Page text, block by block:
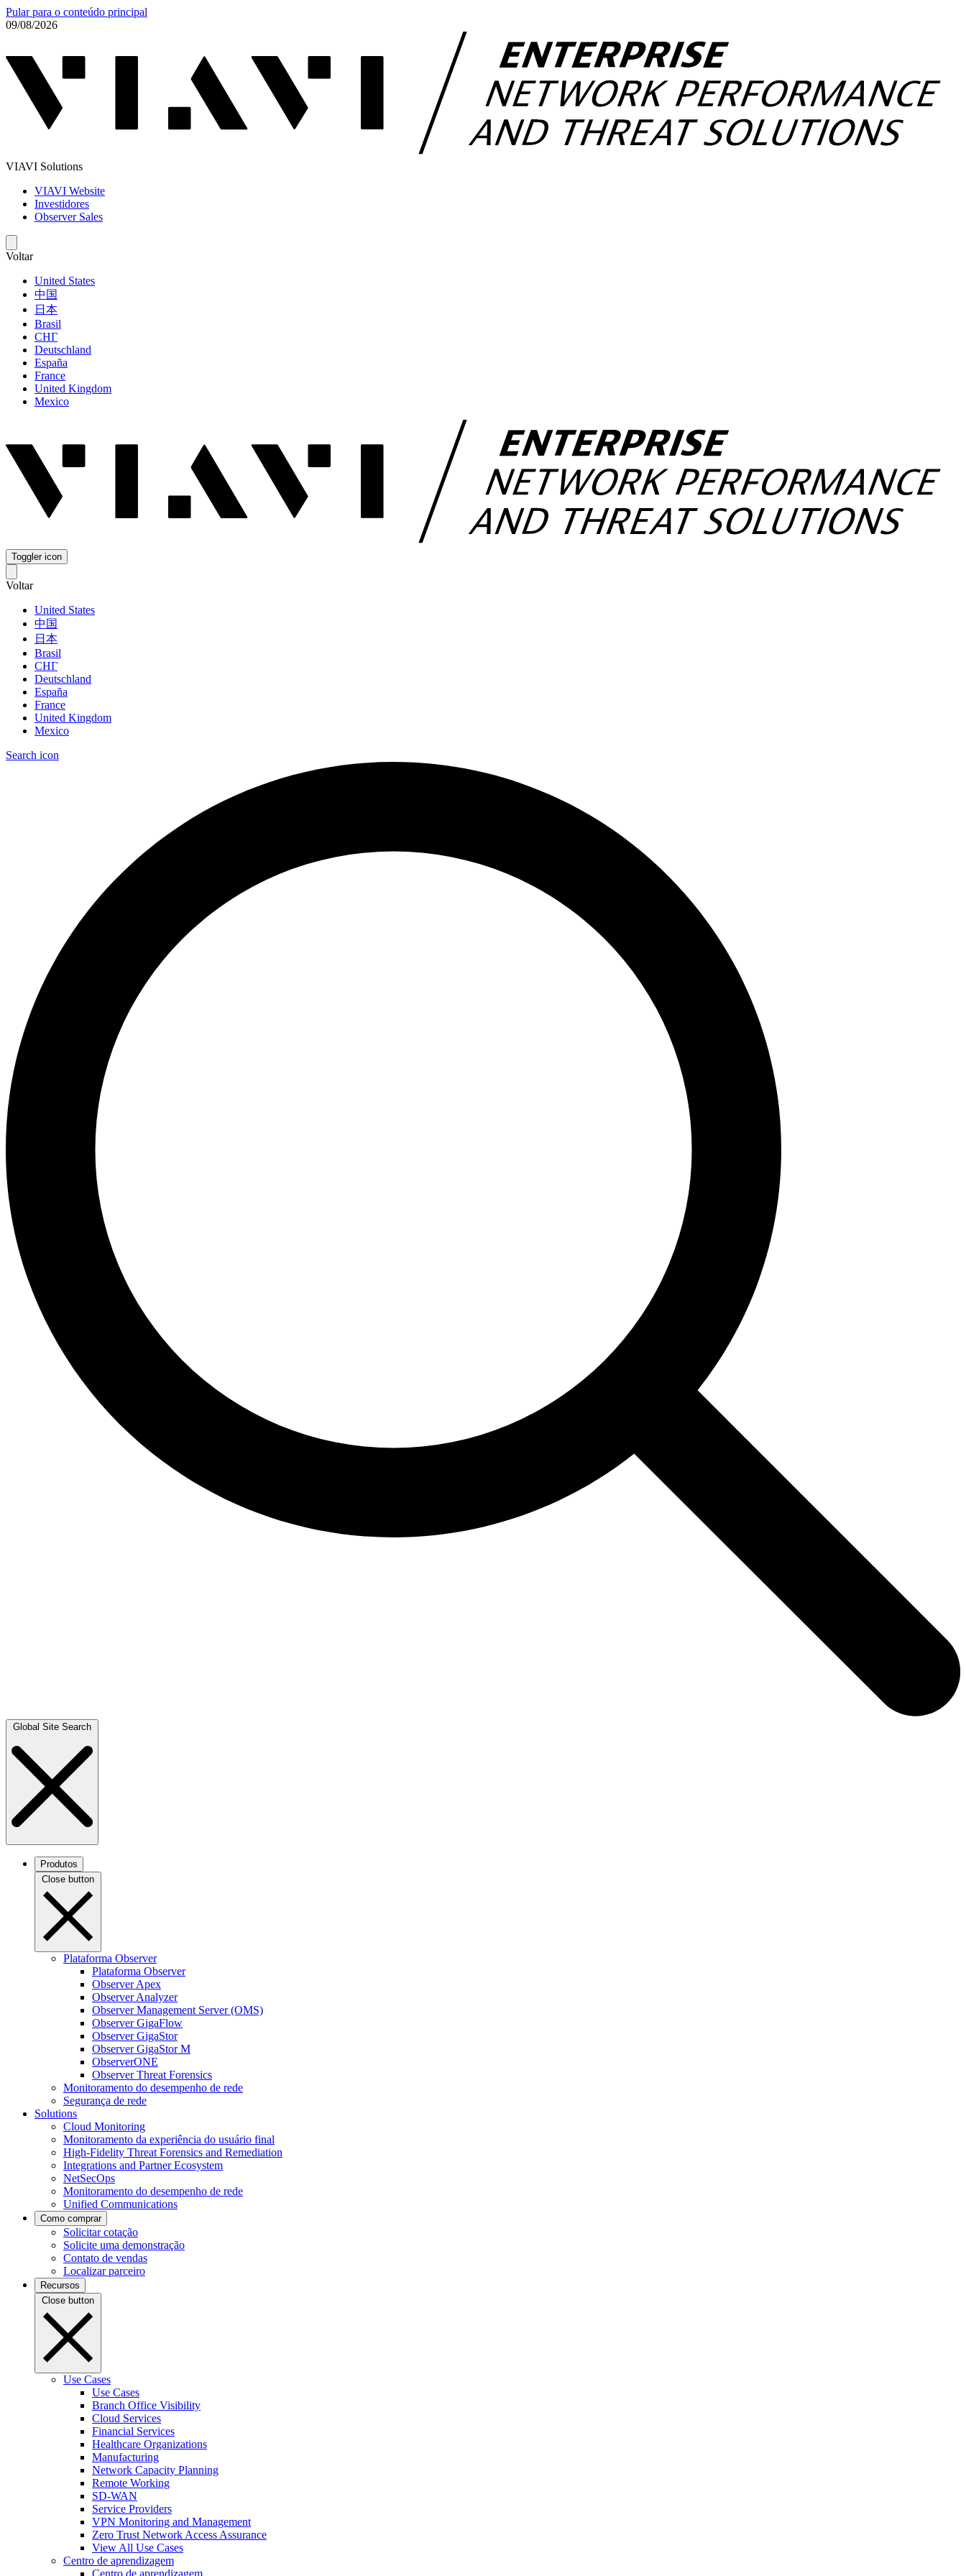
Pular para o conteúdo principal
09/08/2026
VIAVI Solutions
VIAVI Website
Investidores
Observer Sales
Voltar
United States
中国
日本
Brasil
СНГ
Deutschland
España
France
United Kingdom
Mexico
Toggler icon
Voltar
United States
中国
日本
Brasil
СНГ
Deutschland
España
France
United Kingdom
Mexico
Search icon
Global Site Search
Produtos
Close button
Plataforma Observer
Plataforma Observer
Observer Apex
Observer Analyzer
Observer Management Server (OMS)
Observer GigaFlow
Observer GigaStor
Observer GigaStor M
ObserverONE
Observer Threat Forensics
Monitoramento do desempenho de rede
Segurança de rede
Solutions
Cloud Monitoring
Monitoramento da experiência do usuário final
High-Fidelity Threat Forensics and Remediation
Integrations and Partner Ecosystem
NetSecOps
Monitoramento do desempenho de rede
Unified Communications
Como comprar
Solicitar cotação
Solicite uma demonstração
Contato de vendas
Localizar parceiro
Recursos
Close button
Use Cases
Use Cases
Branch Office Visibility
Cloud Services
Financial Services
Healthcare Organizations
Manufacturing
Network Capacity Planning
Remote Working
SD-WAN
Service Providers
VPN Monitoring and Management
Zero Trust Network Access Assurance
View All Use Cases
Centro de aprendizagem
Centro de aprendizagem